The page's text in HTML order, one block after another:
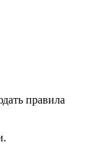
правила